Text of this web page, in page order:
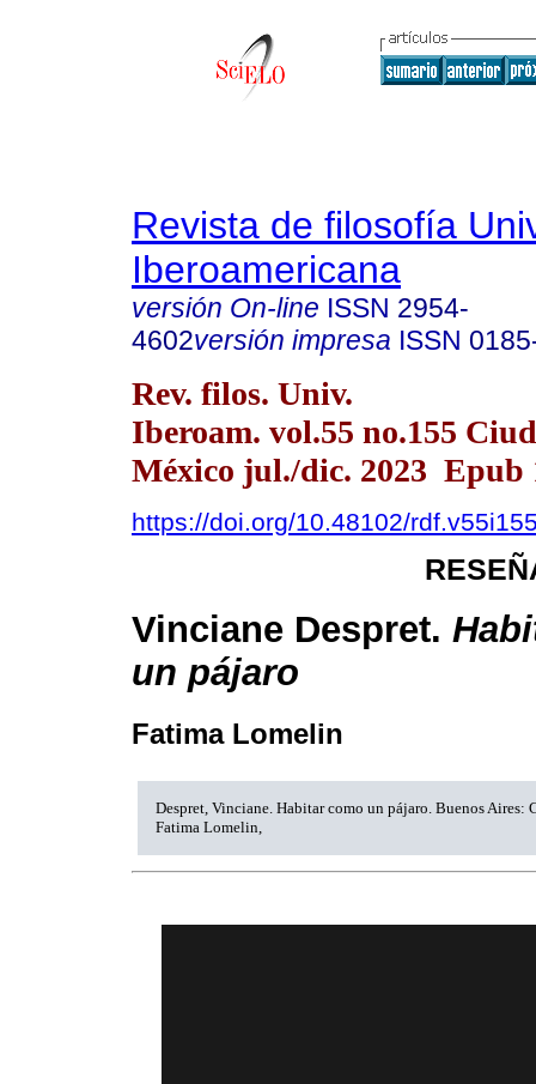
Revista de filosofía
Iberoamericana
versión On-line ISSN 2954-
4602versión impresa ISSN
Rev. filos. Univ.
Iberoam. vol.55 no.155
México jul./dic. 2023 Epub
https://doi.org/10.48102/
Vinciane Despret.
un pájaro
Fatima Lomelin
Despret, Vinciane. Habitar como un pájaro. Buenos Aires:
Fatima Lomelin,